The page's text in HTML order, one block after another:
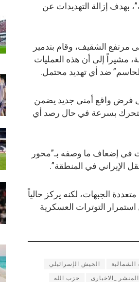
بهدف إزالة التهديدات عن
مرتفع الشقيف، وقام بتدمير
مشيراً إلى أن هذه العمليات
ضد أي تهديد محتمل.
فرض واقع أمني جديد يضمن
يتحرك بسرعة في حال رصد أي
في إضعاف ما وصفه بـ”محور
الإيراني في المنطقة”.
الجبهات، لكنه يركز حالياً
التوترات العسكرية
الشمالية الجيش الإسرائيلي
المنشر _الاخبارى حزب الله